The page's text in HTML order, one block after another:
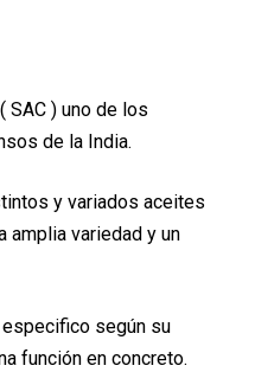
SAC ) uno de los
de la India.
y variados aceites
amplia variedad y un
especifico según su
función en concreto.